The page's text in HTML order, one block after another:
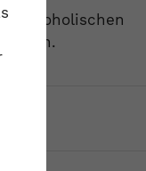
alkoholischen